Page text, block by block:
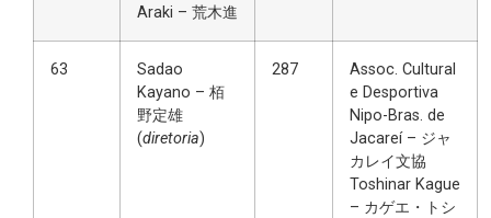
Araki – 荒木進
63
Sadao
Kayano – 栢
野定雄
(diretoria)
287
Assoc. Cultural
e Desportiva
Nipo-Bras. de
Jacareí – ジャ
カレイ文協
Toshinar Kague
– カゲエ・トシ